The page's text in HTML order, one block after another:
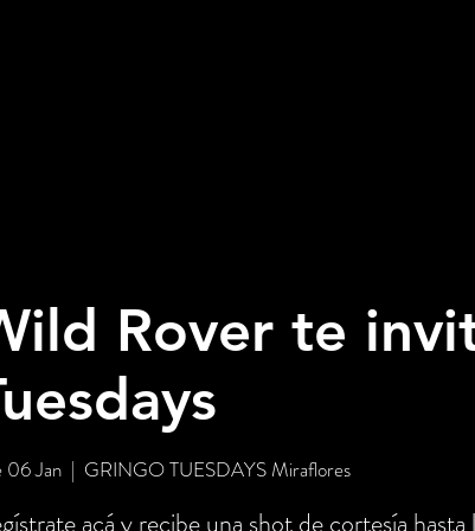
Rover te
06 Jan
  |
GRINGO TUESDAYS Miraflores
acá y recibe una shot de cortesía